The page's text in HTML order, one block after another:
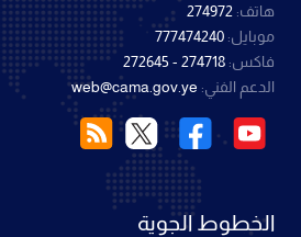
هاتف: 274972
موبايل: 777474240
فاكس: 274718 - 272645
الدعم الفني: web@cama.gov.ye
الخطوط الجوية